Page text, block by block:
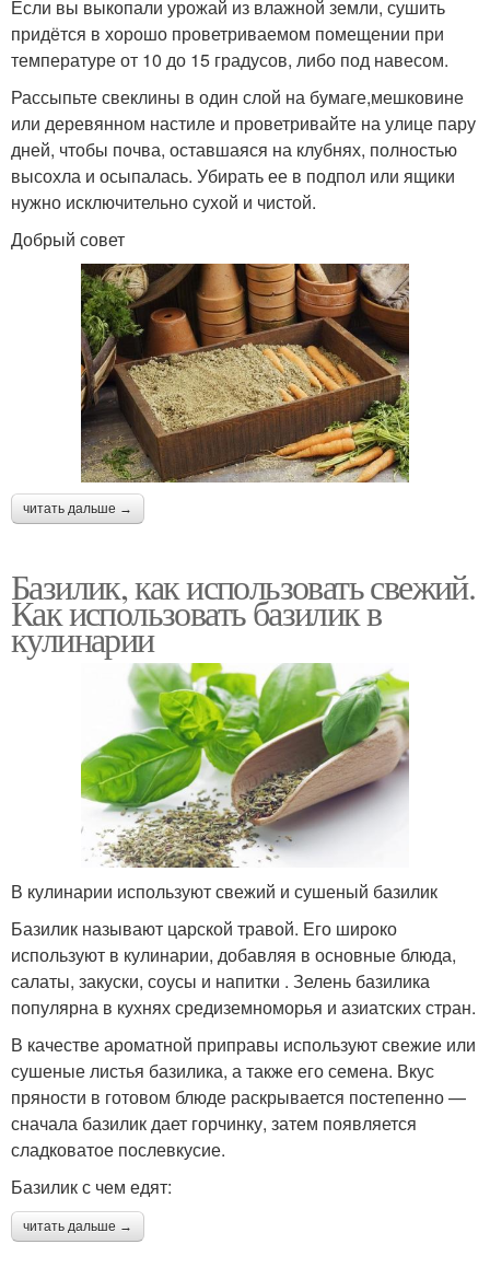
Если вы выкопали урожай из влажной земли, сушить
придётся в хорошо проветриваемом помещении при
температуре от 10 до 15 градусов, либо под навесом.
Рассыпьте свеклины в один слой на бумаге,мешковине
или деревянном настиле и проветривайте на улице пару
дней, чтобы почва, оставшаяся на клубнях, полностью
высохла и осыпалась. Убирать ее в подпол или ящики
нужно исключительно сухой и чистой.
Добрый совет
читать дальше →
Базилик, как использовать свежий.
Как использовать базилик в
кулинарии
В кулинарии используют свежий и сушеный базилик
Базилик называют царской травой. Его широко
используют в кулинарии, добавляя в основные блюда,
салаты, закуски, соусы и напитки . Зелень базилика
популярна в кухнях средиземноморья и азиатских стран.
В качестве ароматной приправы используют свежие или
сушеные листья базилика, а также его семена. Вкус
пряности в готовом блюде раскрывается постепенно —
сначала базилик дает горчинку, затем появляется
сладковатое послевкусие.
Базилик с чем едят:
читать дальше →